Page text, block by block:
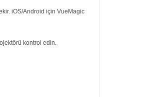
iOS/Android için VueMagic
kontrol edin.